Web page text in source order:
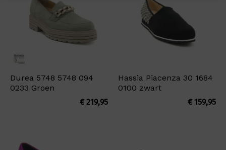
Durea 5748 5748 094
0233 Groen
€219,95
Hassia Piacenza 30 1684
0100 zwart
€159,95